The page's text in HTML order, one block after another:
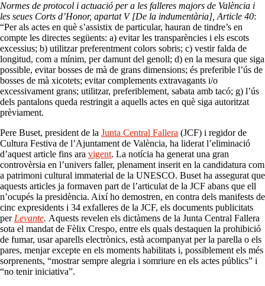
Normes de protocol i actuació per a les falleres majors de València i
les seues Corts d’Honor, apartat V [De la indumentària], Article 40:
“Per als actes en què s’assistix de particular, hauran de tindre’s en
compte les directes següents: a) evitar les transparències i els escots
excessius; b) utilitzar preferentment colors sobris; c) vestir falda de
longitud, com a mínim, per damunt del genoll; d) en la mesura que siga
possible, evitar bosses de mà de grans dimensions; és preferible l’ús de
bosses de mà xicotets; evitar complements extravagants i/o
excessivament grans; utilitzar, preferiblement, sabata amb tacó; g) l’ús
dels pantalons queda restringit a aquells actes en què siga autoritzat
prèviament.
Pere Buset, president de la Junta Central Fallera (JCF) i regidor de
Cultura Festiva de l’Ajuntament de València, ha liderat l’eliminació
d’aquest article fins ara vigent. La notícia ha generat una gran
controvèrsia en l’univers faller, plenament inserit en la candidatura com
a patrimoni cultural immaterial de la UNESCO. Buset ha assegurat que
aquests articles ja formaven part de l’articulat de la JCF abans que ell
n’ocupés la presidència. Així ho demostren, en contra dels manifests de
cinc expresidents i 34 exfalleres de la JCF, els documents publicitats
perLevante. Aquests revelen els dictàmens de la Junta Central Fallera
sota el mandat de Fèlix Crespo, entre els quals destaquen la prohibició
de fumar, usar aparells electrònics, està acompanyat per la parella o els
pares, menjar excepte en els moments habilitats i, possiblement els més
sorprenents, “mostrar sempre alegria i somriure en els actes públics” i
“no tenir iniciativa”.